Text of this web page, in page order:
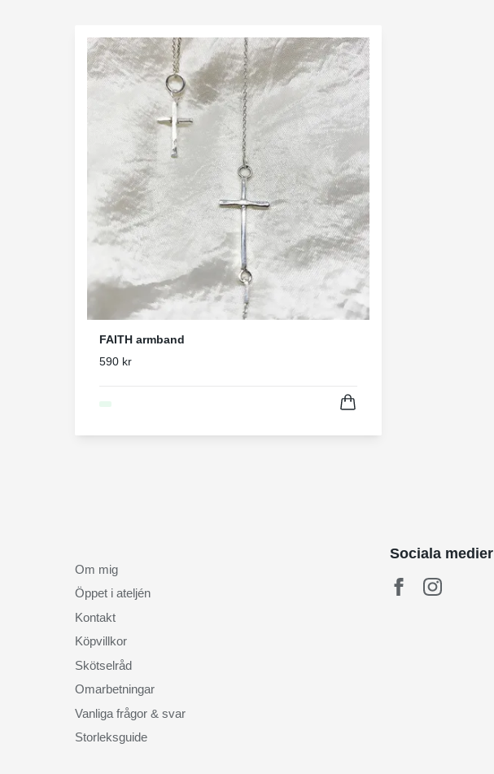
FAITH armband
590 kr
Om mig
Öppet i ateljén
Kontakt
Köpvillkor
Skötselråd
Omarbetningar
Vanliga frågor & svar
Storleksguide
Sociala medier